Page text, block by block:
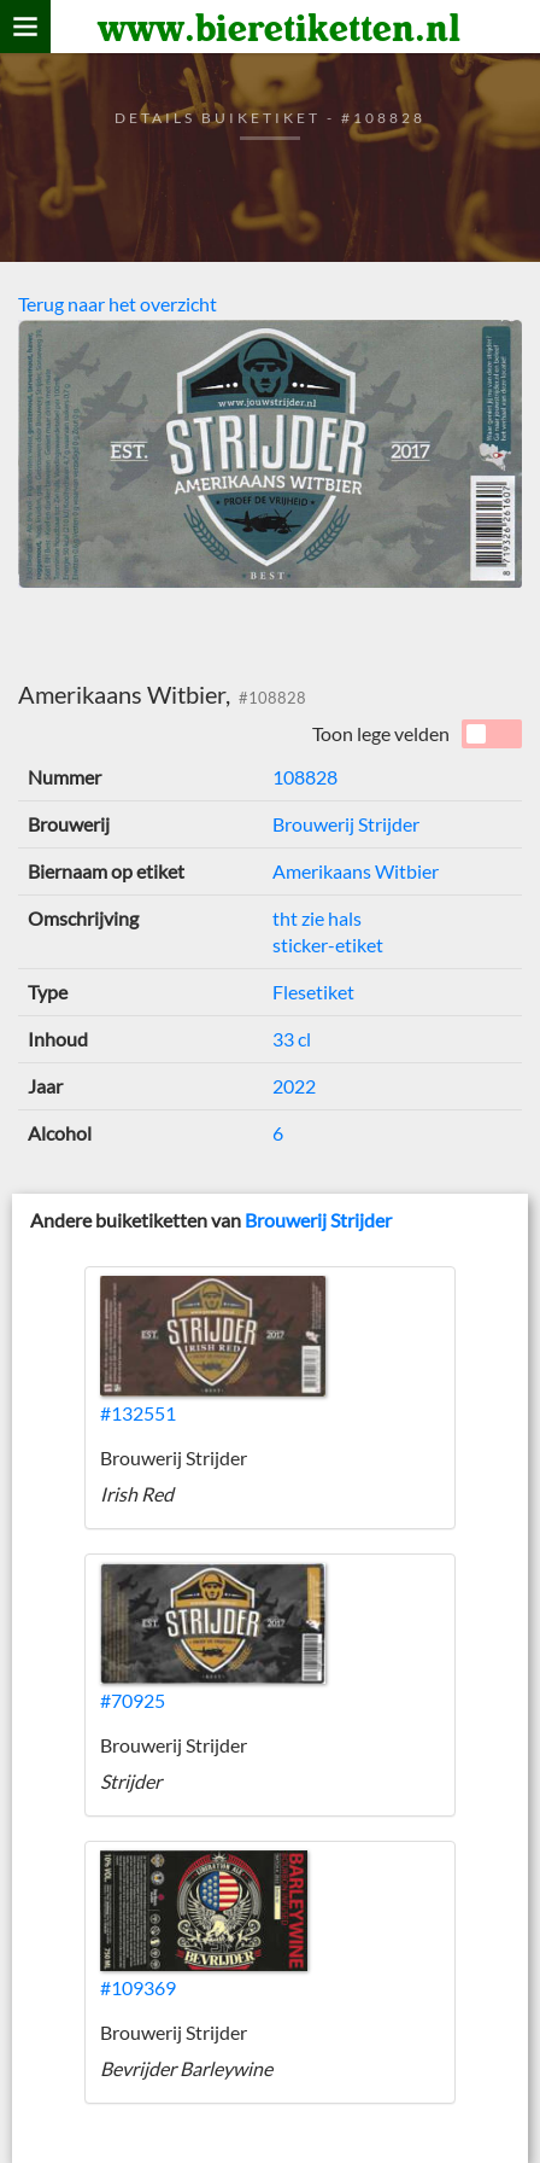
www.bieretiketten.nl
Home
verzamelen
De bierkaart
Bezoekers
DETAILS BUIKETIKET - #108828
Terug naar het overzicht
Amerikaans Witbier, #108828
Toon lege velden
Nummer
108828
Brouwerij Brouwerij Strijder
Biernaam op etiket Amerikaans Witbier
Omschrijving
tht zie hals
sticker-etiket
Type Flesetiket
Inhoud 33 cl
Jaar 2022
Alcohol 6
Andere buiketiketten van Brouwerij Strijder
#132551
Brouwerij Strijder
Irish Red
#70925
Brouwerij Strijder
Strijder
#109369
Brouwerij Strijder
Bevrijder Barleywine